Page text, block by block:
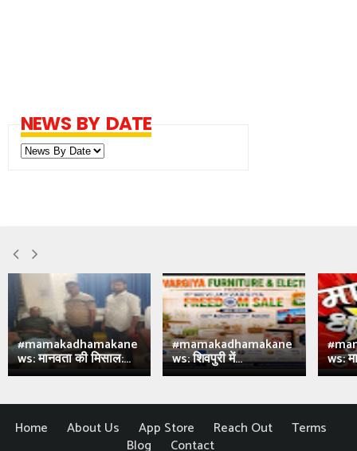
NEWS BY DATE
#mamakadhamakane
ws: मानवता की मिसाल:...
#mamakadhamakane
ws: शिवपुरी में... ws:
Home About Us App Store Reach Out
Terms
Blog
Contact